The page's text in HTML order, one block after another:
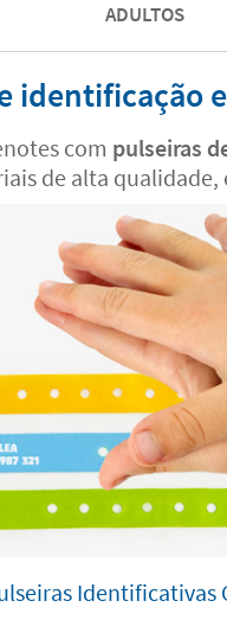
ADULTOS
identificação
com pulseiras
de alta
Identificativas